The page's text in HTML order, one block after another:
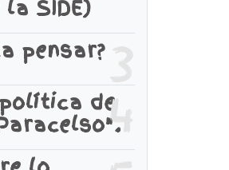
SIDE)
3
pensar?
4
de